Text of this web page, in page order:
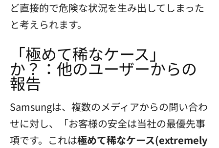
ど直接的で危険な状況を生み出してしまった
と考えられます。
「極めて稀なケース」
か？：他のユーザーからの
報告
Samsungは、複数のメディアからの問い合わ
せに対し、「お客様の安全は当社の最優先事
項です。これは極めて稀なケース(extremely